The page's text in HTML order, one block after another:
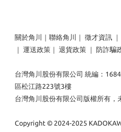
關於角川 ｜ 聯絡角川 ｜ 徵才資訊 ｜
｜ 運送政策 ｜ 退貨政策 ｜ 防詐騙
台灣角川股份有限公司 統編：
區松江路223號3樓
台灣角川股份有限公司版權所有，
Copyright © 2024-2025